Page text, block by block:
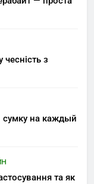
з
сумку на каждый
та як